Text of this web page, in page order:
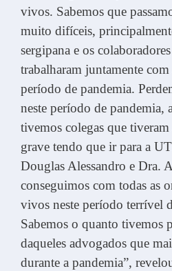
vivos. Sabemos que
muito difíceis,
sergipana e os
trabalharam juntamente com
período de pandemia.
neste período de pandemia,
tivemos colegas que
grave tendo que ir para a
Douglas Alessandro e Dra.
conseguimos com todas as
vivos neste período terrível
Sabemos o quanto tivemos
daqueles advogados que
durante a pandemia”,